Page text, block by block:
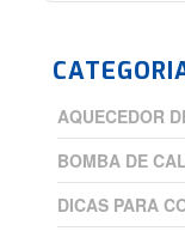
AQUECEDOR
BOMBA DE
DICAS PARA